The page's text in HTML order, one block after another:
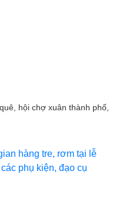
hội chợ xuân thành phố,